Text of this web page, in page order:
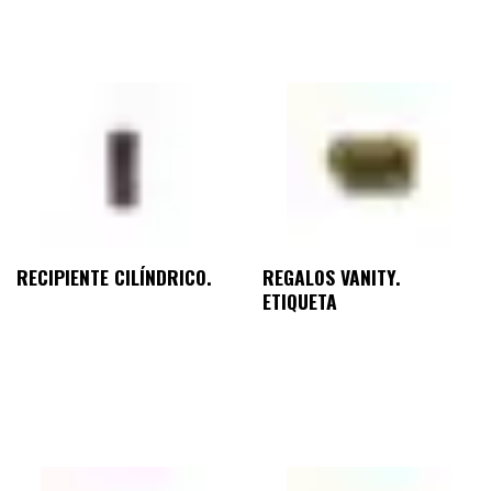
RECIPIENTE CILÍNDRICO.
REGALOS VANITY.
ETIQUETA